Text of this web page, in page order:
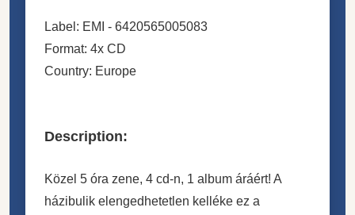
Label: EMI - 6420565005083
Format: 4x CD
Country: Europe
Description:
Közel 5 óra zene, 4 cd-n, 1 album áráért! A
házibulik elengedhetetlen kelléke ez a